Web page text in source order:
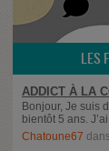
LES
ADDICT À LA
Bonjour, Je suis
bientôt 5 ans.
Chatoune67